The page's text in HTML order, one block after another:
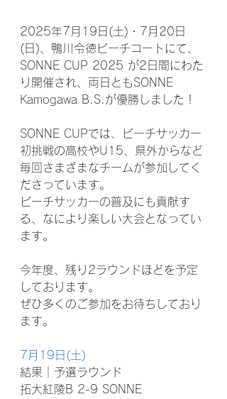
2025年7月19日(土)・7月20日
(日)、 鴨川令徳ビーチコートにて、
SONNE CUP 2025 が2日間にわた
り開催され、両日ともSONNE
Kamogawa B.S.が優勝しました！
SONNE CUPでは、ビーチサッカー
初挑戦の高校やU15、県外からなど
毎回さまざまなチームが参加してく
ださっています。
ビーチサッカーの普及にも貢献す
る、なにより楽しい大会となってい
ます。
今年度、残り2ラウンドほどを予定
しております。
ぜひ多くのご参加をお待ちしており
ます。
7月19日(土)
結果｜予選ラウンド
拓大紅陵B 2-9 SONNE